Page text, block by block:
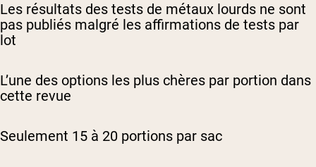
Les résultats des tests de métaux lourds ne sont
pas publiés malgré les affirmations de tests par
lot
L’une des options les plus chères par portion dans
cette revue
Seulement 15 à 20 portions par sac